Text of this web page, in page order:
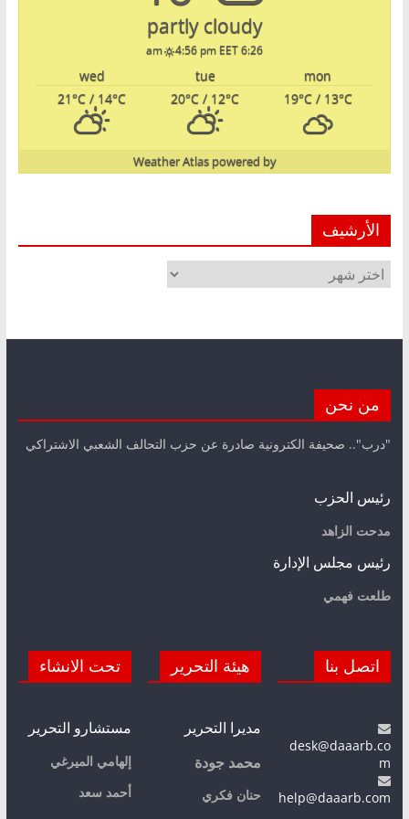
partly cloudy
6:26 am
4:56 pm EET
mon
tue
wed
19°C/ 13°C
20°C / 12°C
21°C / 14°C
powered by
Weather Atlas
الأرشيف
الأرشيف
من نحن
"درب".. صحيفة الكترونية صادرة عن حزب التحالف الشعبي الاشتراكي
رئيس الحزب
مدحت الزاهد
رئيس مجلس الإدارة
طلعت فهمي
اتصل بنا
desk@daaarb.co
m
help@daaarb.com
هيئة التحرير
مديرا التحرير
محمد جودة
حنان فكري
تحت الانشاء
مستشارو التحرير
إلهامي الميرغي
أحمد سعد